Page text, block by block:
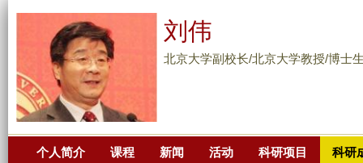
到
主
要
刘伟
北京大学副校长/北京大学教授/博士
个人简介 课程 新闻 活动 科研项目 科研